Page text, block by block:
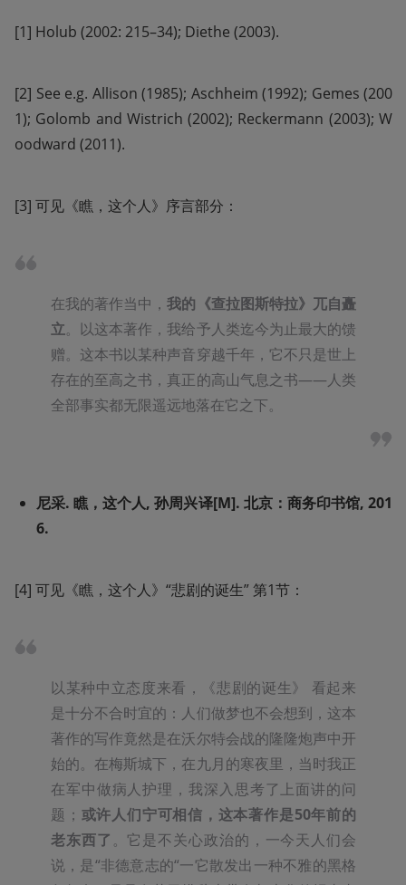
[1] Holub (2002: 215–34); Diethe (2003).
[2] See e.g. Allison (1985); Aschheim (1992); Gemes (200
1); Golomb and Wistrich (2002); Reckermann (2003); W
oodward (2011).
[3] 可见《瞧，这个人》序言部分：
在我的著作当中，我的《查拉图斯特拉》兀自矗
立。以这本著作，我给予人类迄今为止最大的馈
赠。这本书以某种声音穿越千年，它不只是世上
存在的至高之书，真正的高山气息之书——人类
全部事实都无限遥远地落在它之下。
尼采. 瞧，这个人, 孙周兴译[M]. 北京：商务印书馆, 201
6.
[4] 可见《瞧，这个人》“悲剧的诞生” 第1节：
以某种中立态度来看，《悲剧的诞生》 看起来
是十分不合时宜的：人们做梦也不会想到，这本
著作的写作竟然是在沃尔特会战的隆隆炮声中开
始的。在梅斯城下，在九月的寒夜里，当时我正
在军中做病人护理，我深入思考了上面讲的问
题； 或许人们宁可相信，这本著作是50年前的
老东西了 。它是不关心政治的，一今天人们会
说，是“非德意志的“一它散发出一种不雅的黑格